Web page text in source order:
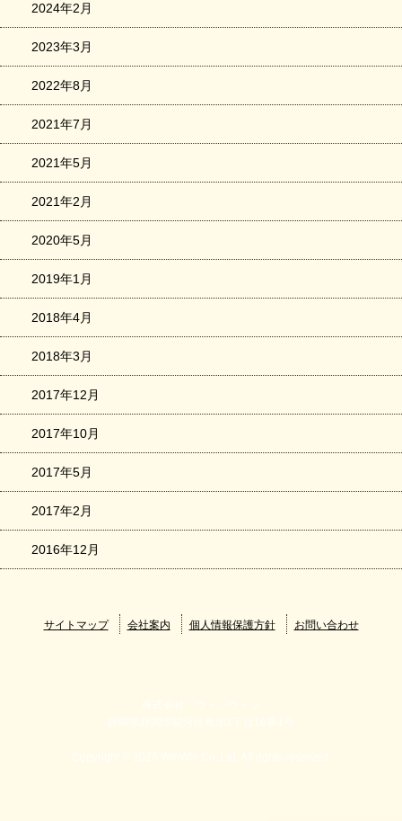
2024年2月
2023年3月
2022年8月
2021年7月
2021年5月
2021年2月
2020年5月
2019年1月
2018年4月
2018年3月
2017年12月
2017年10月
2017年5月
2017年2月
2016年12月
サイトマップ 会社案内 個人情報保護方針 お問い合わせ